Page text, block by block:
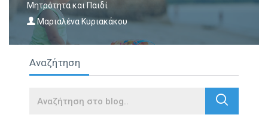
Μητρότητα και Παιδί
Μαριαλένα Κυριακάκου
Αναζήτηση
Search